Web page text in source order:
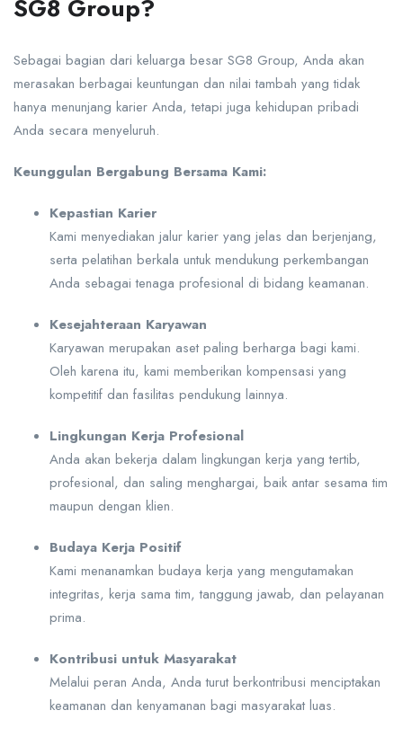
SG8 Group?
Sebagai bagian dari keluarga besar SG8 Group, Anda akan
merasakan berbagai keuntungan dan nilai tambah yang tidak
hanya menunjang karier Anda, tetapi juga kehidupan pribadi
Anda secara menyeluruh.
Keunggulan Bergabung Bersama Kami:
Kepastian Karier
Kami menyediakan jalur karier yang jelas dan berjenjang,
serta pelatihan berkala untuk mendukung perkembangan
Anda sebagai tenaga profesional di bidang keamanan.
Kesejahteraan Karyawan
Karyawan merupakan aset paling berharga bagi kami.
Oleh karena itu, kami memberikan kompensasi yang
kompetitif dan fasilitas pendukung lainnya.
Lingkungan Kerja Profesional
Anda akan bekerja dalam lingkungan kerja yang tertib,
profesional, dan saling menghargai, baik antar sesama tim
maupun dengan klien.
Budaya Kerja Positif
Kami menanamkan budaya kerja yang mengutamakan
integritas, kerja sama tim, tanggung jawab, dan pelayanan
prima.
Kontribusi untuk Masyarakat
Melalui peran Anda, Anda turut berkontribusi menciptakan
keamanan dan kenyamanan bagi masyarakat luas.